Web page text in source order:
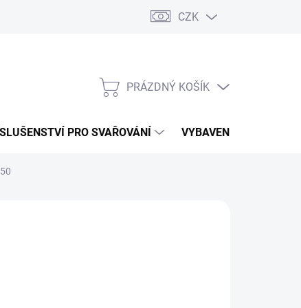
CZK
NÁKUPNÍ
PRÁZDNÝ KOŠÍK
PRO SVAŘOVÁNÍ VYBAVENÍ DÍLNY PRO